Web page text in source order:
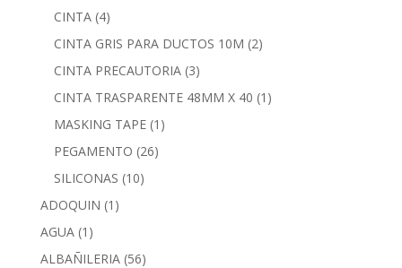
CINTA (4)
CINTA GRIS PARA DUCTOS 10M (2)
CINTA PRECAUTORIA (3)
CINTA TRASPARENTE 48MM X 40 (1)
MASKING TAPE (1)
PEGAMENTO (26)
SILICONAS (10)
ADOQUIN (1)
AGUA (1)
ALBAÑILERIA (56)